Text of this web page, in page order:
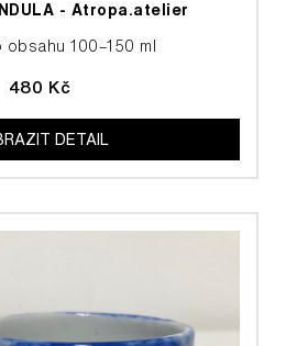
- Atropa.atelier
obsahu 100–150 ml
480 Kč
DETAIL